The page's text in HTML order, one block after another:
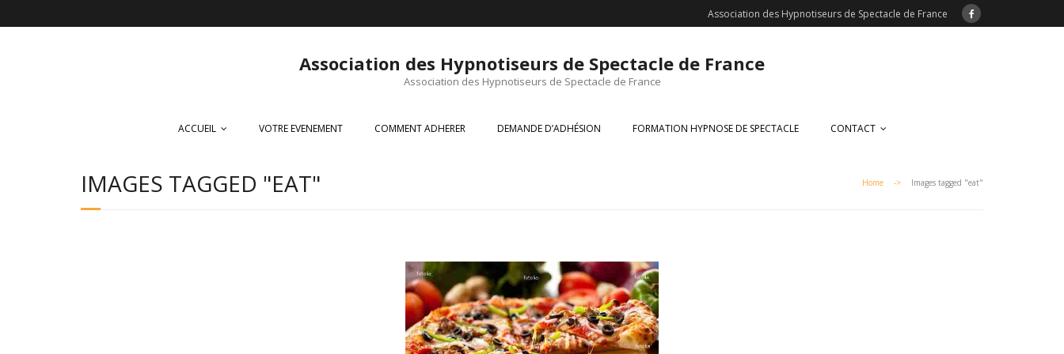
Association des Hypnotiseurs de Spectacle de France
Association des Hypnotiseurs de Spectacle de France
Association des Hypnotiseurs de Spectacle de France
ACCUEIL VOTRE EVENEMENT COMMENT ADHERER DEMANDE D’ADHÉSION FORMATION HYPNOSE DE SPECTACLE CONTACT
IMAGES TAGGED "EAT" Home -> Images tagged "eat"